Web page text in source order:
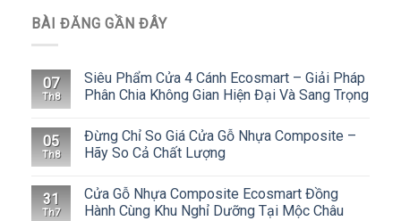
BÀI ĐĂNG GẦN ĐÂY
07
Th8
Siêu Phẩm Cửa 4 Cánh Ecosmart – Giải Pháp
Phân Chia Không Gian Hiện Đại Và Sang Trọng
05
Th8
Đừng Chỉ So Giá Cửa Gỗ Nhựa Composite –
Hãy So Cả Chất Lượng
31
Th7
Cửa Gỗ Nhựa Composite Ecosmart Đồng
Hành Cùng Khu Nghỉ Dưỡng Tại Mộc Châu